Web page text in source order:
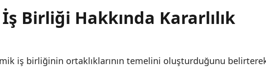
Birliği Hakkında Kararlılık
iş birliğinin ortaklıklarının temelini oluşturduğunu